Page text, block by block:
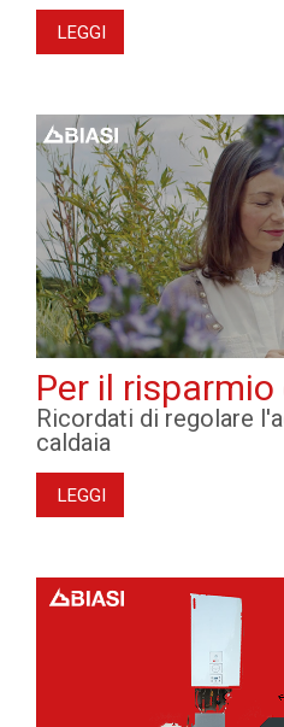
LEGGI
Per il
Ricordati di regolare
caldaia
LEGGI